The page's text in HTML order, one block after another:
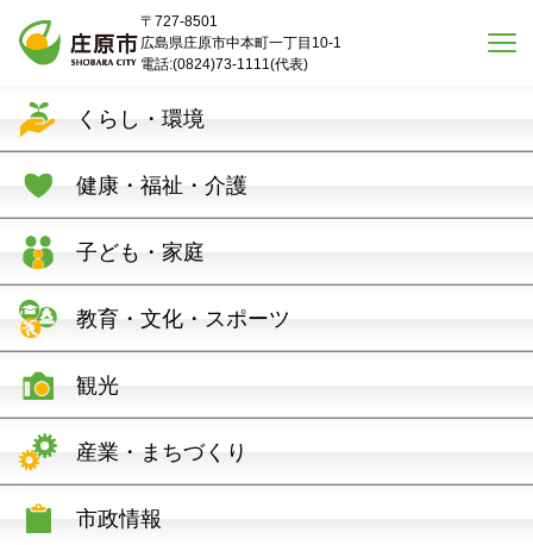
〒727-8501
広島県庄原市中本町一丁目10-1
電話:(0824)73-1111(代表)
くらし・環境
健康・福祉・介護
子ども・家庭
教育・文化・スポーツ
観光
産業・まちづくり
市政情報